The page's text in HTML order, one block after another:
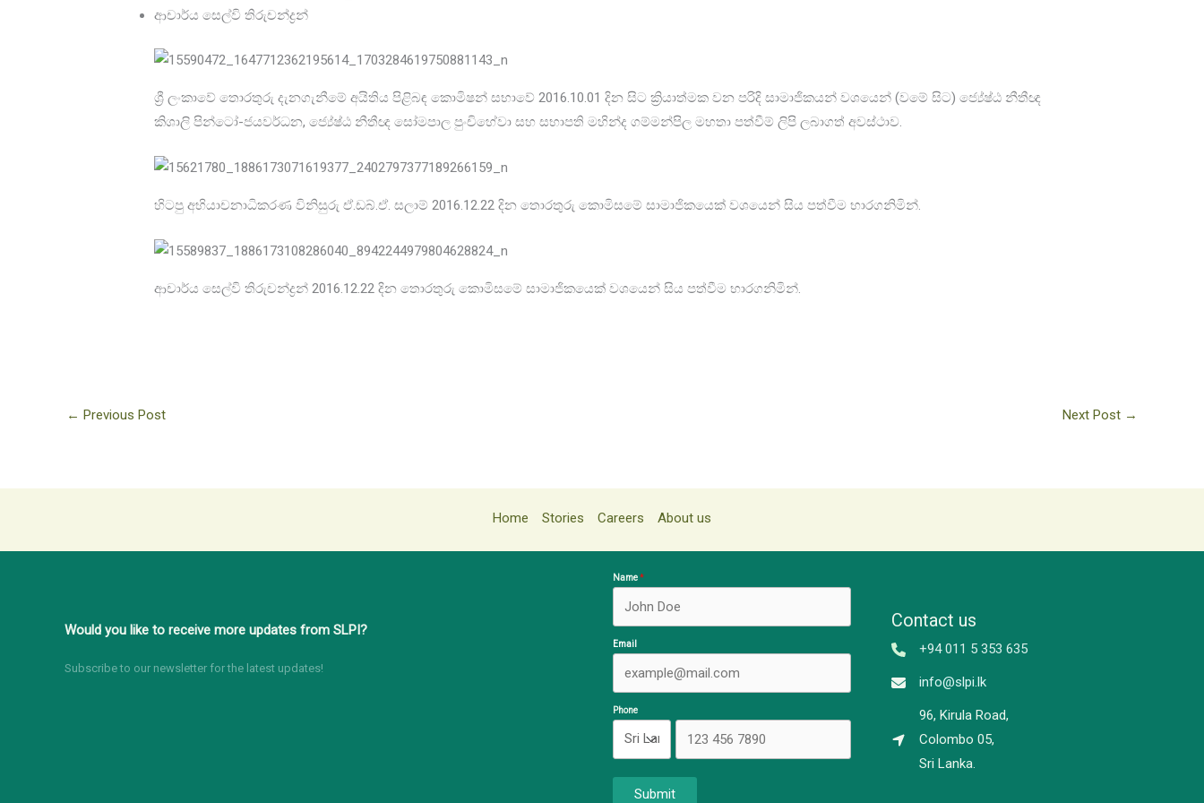
ආචාර්ය සෙල්වි තිරුචන්ද්‍රන්
ශ්‍රී ලංකාවේ තොරතුරු දැනගැනීමේ අයිතිය පිළිබඳ කොමිෂන් සභාවේ 2016.10.01 දින සිට ක්‍රියාත්මක වන පරිදි සාමාජිකයන් වශයෙන් (වමේ සිට) ජ්‍යේෂ්ඨ නීතීඥ
කිශාලි පින්ටෝ-ජයවර්ධන, ජ්‍යේෂ්ඨ නීතීඥ සෝමපාල පුංචිහේවා සහ සභාපති මහින්ද ගම්මන්පිල මහතා පත්වීම් ලිපි ලබාගත් අවස්ථාව.
හිටපු අභියාචනාධිකරණ විනිසුරු ඒ.ඩබ්.ඒ. සලාම් 2016.12.22 දින තොරතුරු කොමිසමේ සාමාජිකයෙක් වශයෙන් සිය පත්වීම භාරගනිමින්.
ආචාර්ය සෙල්වි තිරුචන්ද්‍රන් 2016.12.22 දින තොරතුරු කොමිසමේ සාමාජිකයෙක් වශයෙන් සිය පත්වීම භාරගනිමින්.
← Previous Post Next Post →
Home Stories Careers About us
Would you like to receive more updates from SLPI?
Subscribe to our newsletter for the latest updates!
Name
Email
Phone
Submit
Contact us
+94 011 5 353 635
info@slpi.lk
96, Kirula Road,
Colombo 05,
Sri Lanka.